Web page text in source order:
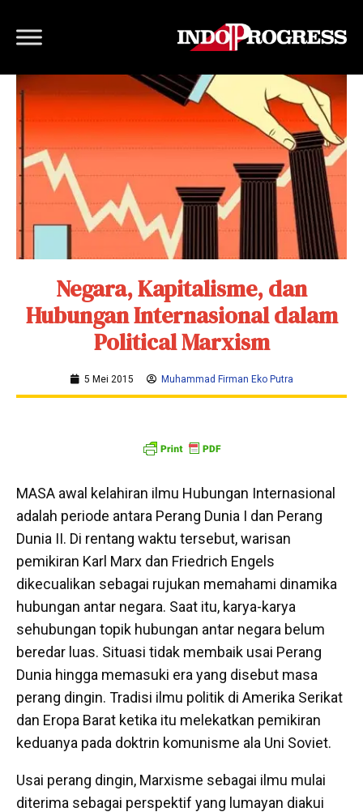
Negara, Kapitalisme, dan
Hubungan Internasional dalam
Political Marxism
5 Mei 2015 Muhammad Firman Eko Putra
MASA awal kelahiran ilmu Hubungan Internasional
adalah periode antara Perang Dunia I dan Perang
Dunia II. Di rentang waktu tersebut, warisan
pemikiran Karl Marx dan Friedrich Engels
dikecualikan sebagai rujukan memahami dinamika
hubungan antar negara. Saat itu, karya-karya
sehubungan topik hubungan antar negara belum
beredar luas. Situasi tidak membaik usai Perang
Dunia hingga memasuki era yang disebut masa
perang dingin. Tradisi ilmu politik di Amerika Serikat
dan Eropa Barat ketika itu melekatkan pemikiran
keduanya pada doktrin komunisme ala Uni Soviet.
Usai perang dingin, Marxisme sebagai ilmu mulai
diterima sebagai perspektif yang lumayan diakui